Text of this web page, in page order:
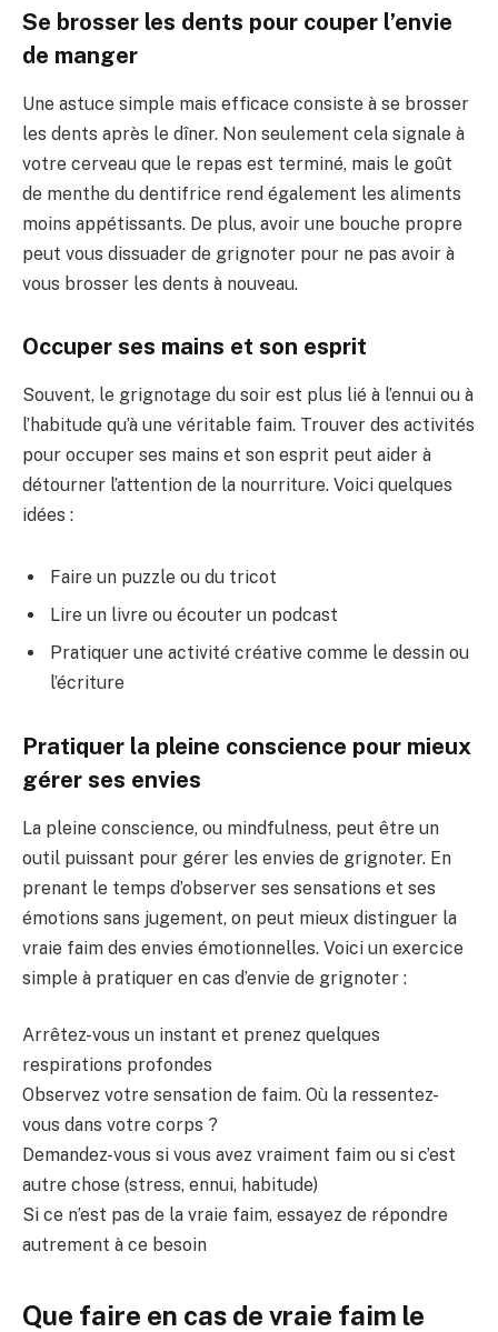
Se brosser les dents pour couper l’envie
de manger
Une astuce simple mais efficace consiste à se brosser
les dents après le dîner. Non seulement cela signale à
votre cerveau que le repas est terminé, mais le goût
de menthe du dentifrice rend également les aliments
moins appétissants. De plus, avoir une bouche propre
peut vous dissuader de grignoter pour ne pas avoir à
vous brosser les dents à nouveau.
Occuper ses mains et son esprit
Souvent, le grignotage du soir est plus lié à l’ennui ou à
l’habitude qu’à une véritable faim. Trouver des activités
pour occuper ses mains et son esprit peut aider à
détourner l’attention de la nourriture. Voici quelques
idées :
Faire un puzzle ou du tricot
Lire un livre ou écouter un podcast
Pratiquer une activité créative comme le dessin ou
l’écriture
Pratiquer la pleine conscience pour mieux
gérer ses envies
La pleine conscience, ou mindfulness, peut être un
outil puissant pour gérer les envies de grignoter. En
prenant le temps d’observer ses sensations et ses
émotions sans jugement, on peut mieux distinguer la
vraie faim des envies émotionnelles. Voici un exercice
simple à pratiquer en cas d’envie de grignoter :
Arrêtez-vous un instant et prenez quelques
respirations profondes
Observez votre sensation de faim. Où la ressentez-
vous dans votre corps ?
Demandez-vous si vous avez vraiment faim ou si c’est
autre chose (stress, ennui, habitude)
Si ce n’est pas de la vraie faim, essayez de répondre
autrement à ce besoin
Que faire en cas de vraie faim le